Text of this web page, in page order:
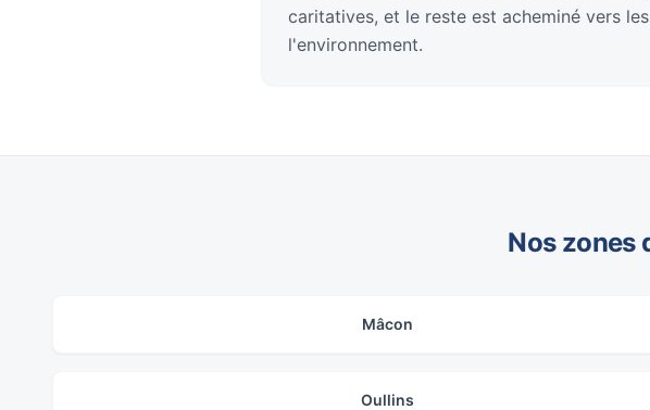
caritatives, et le reste est acheminé vers
l'environnement.
Nos zones
Mâcon
Oullins